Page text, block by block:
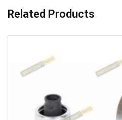
Related Products